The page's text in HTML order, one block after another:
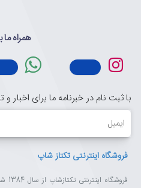
همراه ما
با ثبت نام در خبرنامه ما برای اخبار و
ایمیل
فروشگاه اینترنتی تکتاز شاپ